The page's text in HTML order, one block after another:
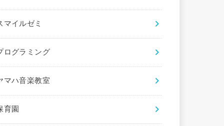
マイルゼミ
ログラミング
マハ音楽教室
育園